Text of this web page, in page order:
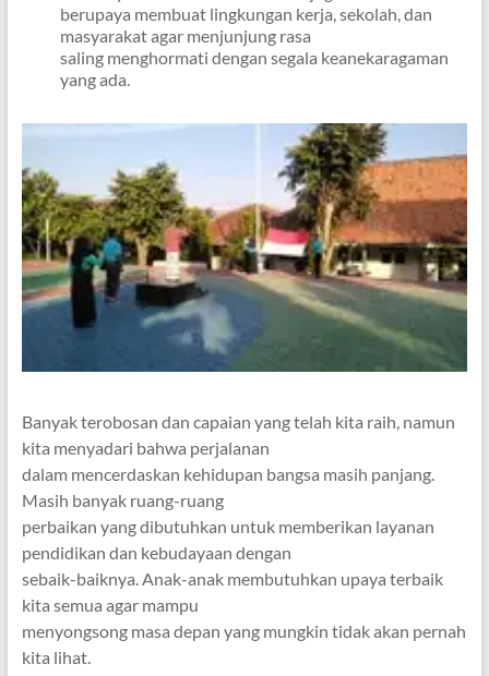
berupaya membuat lingkungan kerja, sekolah, dan
masyarakat agar menjunjung rasa
saling menghormati dengan segala keanekaragaman
yang ada.
Banyak terobosan dan capaian yang telah kita raih, namun
kita menyadari bahwa perjalanan
dalam mencerdaskan kehidupan bangsa masih panjang.
Masih banyak ruang-ruang
perbaikan yang dibutuhkan untuk memberikan layanan
pendidikan dan kebudayaan dengan
sebaik-baiknya. Anak-anak membutuhkan upaya terbaik
kita semua agar mampu
menyongsong masa depan yang mungkin tidak akan pernah
kita lihat.